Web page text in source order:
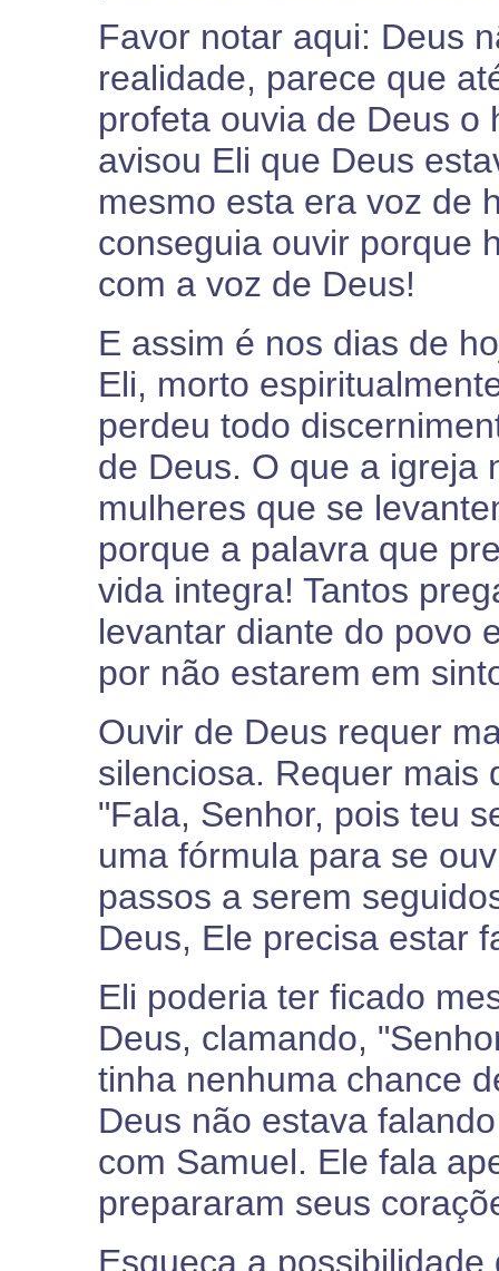
Favor notar aqui: Deus
realidade, parece que
profeta ouvia de Deus o
avisou Eli que Deus
mesmo esta era voz de
conseguia ouvir porque
com a voz de Deus!
E assim é nos dias de
Eli, morto
perdeu todo
de Deus. O que a igreja
mulheres que se
porque a palavra que
vida integra! Tantos
levantar diante do povo
por não estarem em
Ouvir de Deus requer
silenciosa. Requer mais
"Fala, Senhor, pois teu
uma fórmula para se
passos a serem
Deus, Ele precisa estar
Eli poderia ter ficado
Deus, clamando,
tinha nenhuma chance
Deus não estava
com Samuel. Ele fala
prepararam seus
Esqueça a